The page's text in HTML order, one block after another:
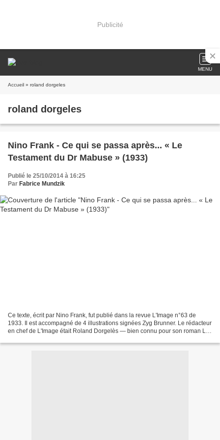
Publicité
MENU
Accueil » roland dorgeles
roland dorgeles
Nino Frank - Ce qui se passa après... « Le
Testament du Dr Mabuse » (1933)
Publié le 25/10/2014 à 16:25
Par Fabrice Mundzik
Ce texte, écrit par Nino Frank, fut publié dans la revue L'Image n°63 de
1933. Il est accompagné de 4 illustrations signées Zyg Brunner. Le rédacteur
en chef de L'Image était Roland Dorgelès — bien connu pour son roman Les